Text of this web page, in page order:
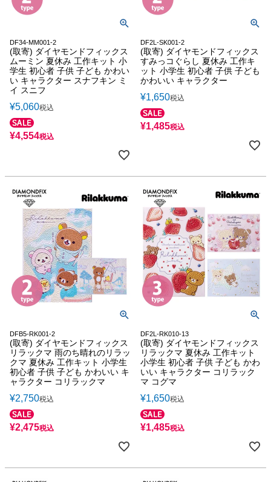
DF34-MM001-2
(取寄) ダイヤモンドフィックス
ムーミン 夏休み 工作キット 小
学生 初心者 子供 子ども かわい
い キャラクター スナフキン ミ
イ スニフ
¥5,060税込
¥4,554税込
DF2L-SK001-2
(取寄) ダイヤモンドフィックス
すみっコぐらし 夏休み 工作キ
ット 小学生 初心者 子供 子ども
かわいい キャラクター
¥1,650税込
¥1,485税込
DFB5-RK001-2
(取寄) ダイヤモンドフィックス
リラックマ 雨のち晴れのリラッ
クマ 夏休み 工作キット 小学生
初心者 子供 子ども かわいい キ
ャラクター コリラックマ
¥2,750税込
¥2,475税込
DF2L-RK010-13
(取寄) ダイヤモンドフィックス
リラックマ 夏休み 工作キット
小学生 初心者 子供 子ども かわ
いい キャラクター コリラック
マ コグマ
¥1,650税込
¥1,485税込